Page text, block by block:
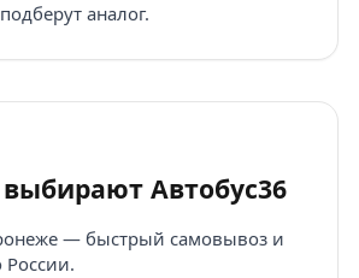
аналог.
Автобус36
— быстрый самовывоз и
России.